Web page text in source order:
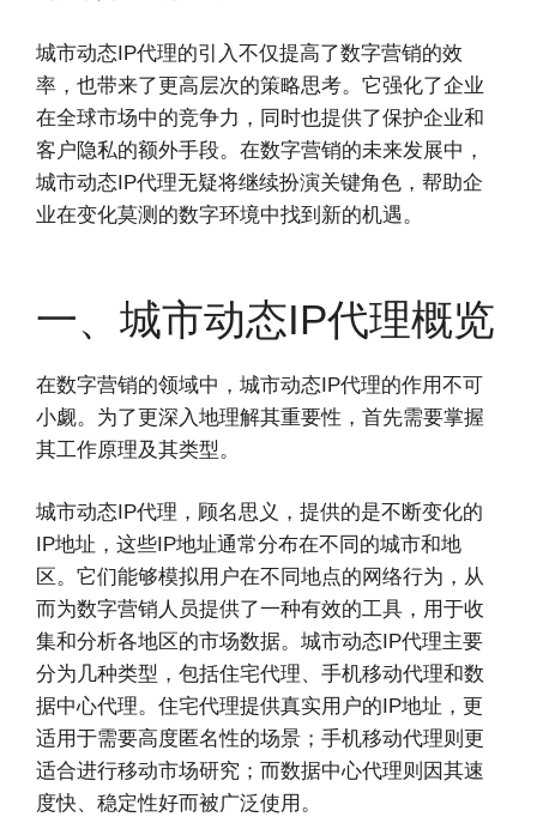
城市动态IP代理的引入不仅提高了数字营销的效
率，也带来了更高层次的策略思考。它强化了企业
在全球市场中的竞争力，同时也提供了保护企业和
客户隐私的额外手段。在数字营销的未来发展中，
城市动态IP代理无疑将继续扮演关键角色，帮助企
业在变化莫测的数字环境中找到新的机遇。
一、城市动态IP代理概览
在数字营销的领域中，城市动态IP代理的作用不可
小觑。为了更深入地理解其重要性，首先需要掌握
其工作原理及其类型。
城市动态IP代理，顾名思义，提供的是不断变化的
IP地址，这些IP地址通常分布在不同的城市和地
区。它们能够模拟用户在不同地点的网络行为，从
而为数字营销人员提供了一种有效的工具，用于收
集和分析各地区的市场数据。城市动态IP代理主要
分为几种类型，包括住宅代理、手机移动代理和数
据中心代理。住宅代理提供真实用户的IP地址，更
适用于需要高度匿名性的场景；手机移动代理则更
适合进行移动市场研究；而数据中心代理则因其速
度快、稳定性好而被广泛使用。